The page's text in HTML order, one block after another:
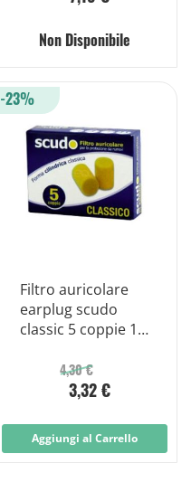
Non Disponibile
Filtro auricolare
earplug scudo
classic 5 coppie 10
4,30 €
3,32 €
-23%
Aggiungi al Carrello